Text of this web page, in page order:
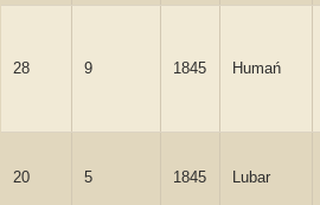
28 9 1845 Humań
20 5 1845 Lubar